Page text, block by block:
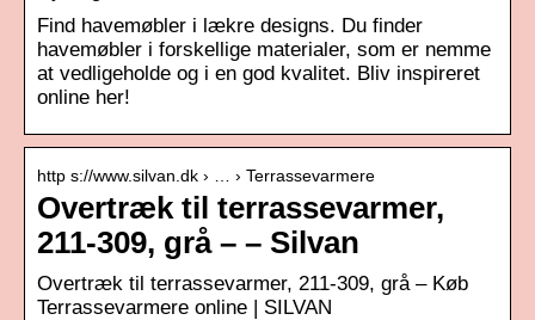
Find havemøbler i lækre designs. Du finder
havemøbler i forskellige materialer, som er nemme
at vedligeholde og i en god kvalitet. Bliv inspireret
online her!
http s://www.silvan.dk › … › Terrassevarmere
Overtræk til terrassevarmer,
211-309, grå – – Silvan
Overtræk til terrassevarmer, 211-309, grå – Køb
Terrassevarmere online | SILVAN